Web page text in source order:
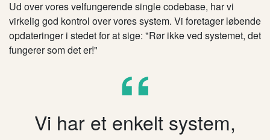
Ud over vores velfungerende single codebase, har vi
virkelig god kontrol over vores system. Vi foretager løbende
opdateringer i stedet for at sige: "Rør ikke ved systemet, det
fungerer som det er!"
Vi har et enkelt system,